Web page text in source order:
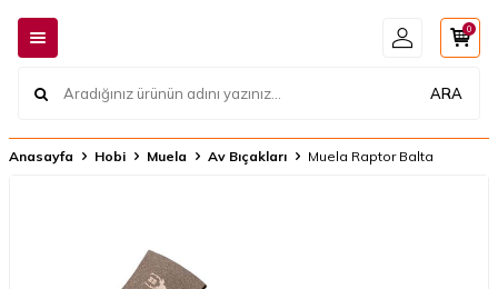
ARA
0
Anasayfa Hobi Muela Av Bıçakları Muela Raptor Balta